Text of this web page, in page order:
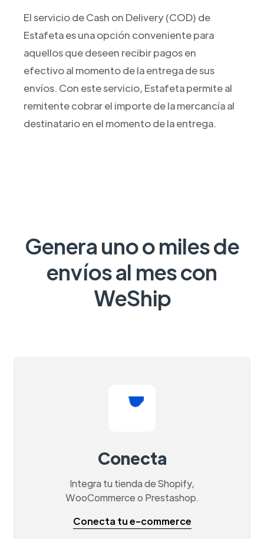
El servicio de Cash on Delivery (COD) de
Estafeta es una opción conveniente para
aquellos que deseen recibir pagos en
efectivo al momento de la entrega de sus
envíos. Con este servicio, Estafeta permite al
remitente cobrar el importe de la mercancía al
destinatario en el momento de la entrega.
Genera uno o miles de
envíos al mes con
WeShip
Conecta
Integra tu tienda de Shopify,
WooCommerce o Prestashop.
Conecta tu e-commerce